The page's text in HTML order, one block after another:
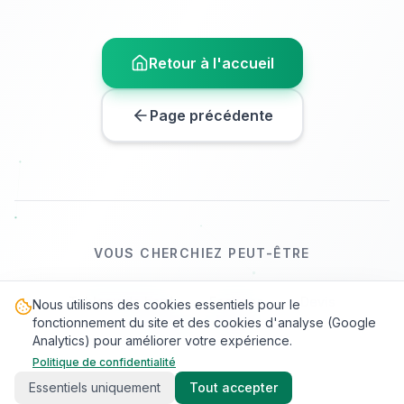
Retour à l'accueil
Page précédente
VOUS CHERCHIEZ PEUT-ÊTRE
Tableau de bord Factures
Clients Aide
Nous utilisons des cookies essentiels pour le
fonctionnement du site et des cookies d'analyse (Google
Analytics) pour améliorer votre expérience.
Politique de confidentialité
Essentiels uniquement Tout accepter